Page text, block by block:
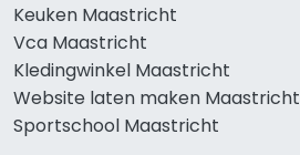
Keuken Maastricht
Vca Maastricht
Kledingwinkel Maastricht
Website laten maken Maastricht
Sportschool Maastricht